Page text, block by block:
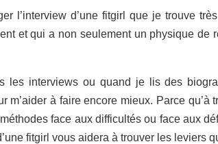
l’interview d’une fitgirl que je trouve
et qui a non seulement un physique de
les interviews ou quand je lis des
m’aider à faire encore mieux. Parce
face aux difficultés ou face aux
fitgirl vous aidera à trouver les leviers